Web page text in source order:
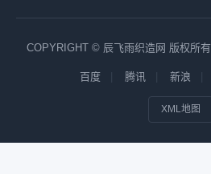
COPYRIGHT © 辰飞雨织造网 版权所有
百度 腾讯 新浪
XML地图